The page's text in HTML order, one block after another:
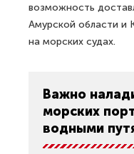
возможность
Амурской области и
на морских судах.
Важно
морских
водными